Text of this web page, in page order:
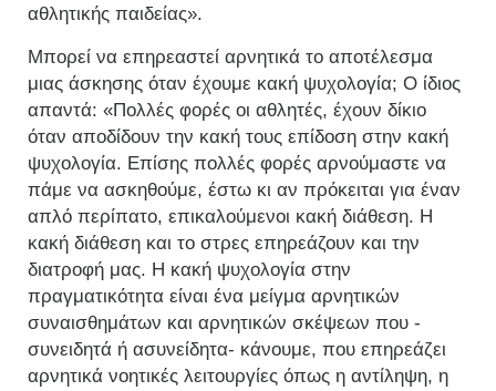
αθλητικής παιδείας».
Μπορεί να επηρεαστεί αρνητικά το αποτέλεσμα
μιας άσκησης όταν έχουμε κακή ψυχολογία; Ο ίδιος
απαντά: «Πολλές φορές οι αθλητές, έχουν δίκιο
όταν αποδίδουν την κακή τους επίδοση στην κακή
ψυχολογία. Επίσης πολλές φορές αρνούμαστε να
πάμε να ασκηθούμε, έστω κι αν πρόκειται για έναν
απλό περίπατο, επικαλούμενοι κακή διάθεση. Η
κακή διάθεση και το στρες επηρεάζουν και την
διατροφή μας. Η κακή ψυχολογία στην
πραγματικότητα είναι ένα μείγμα αρνητικών
συναισθημάτων και αρνητικών σκέψεων που -
συνειδητά ή ασυνείδητα- κάνουμε, που επηρεάζει
αρνητικά νοητικές λειτουργίες όπως η αντίληψη, η